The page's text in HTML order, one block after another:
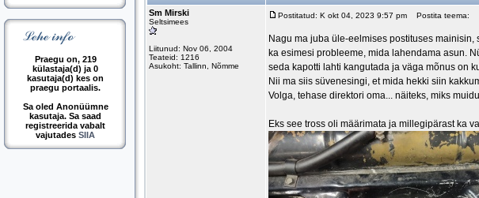
Praegu on, 219
külastaja(d) ja 0
kasutaja(d) kes on
praegu portaalis.
Sa oled Anonüümne
kasutaja. Sa saad
registreerida vabalt
vajutades SIIA
Sm Mirski
Seltsimees
Liitunud: Nov 06, 2004
Teateid: 1216
Asukoht: Tallinn, Nõmme
Postitatud: K okt 04, 2023 9:57 pm Postita teema:
Nagu ma juba üle-eelmises postituses
ka esimesi probleeme, mida lahendama asun.
seda kapotti lahti kangutada ja väga mõnus on
Nii ma siis süvenesingi, et mida hekki siin
Volga, tehase direktori oma... näiteks, miks
Eks see tross oli määrimata ja millegipärast ka